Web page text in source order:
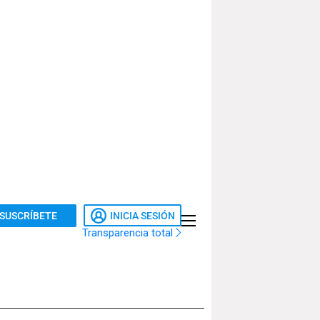
SUSCRÍBETE INICIA SESIÓN
Transparencia total